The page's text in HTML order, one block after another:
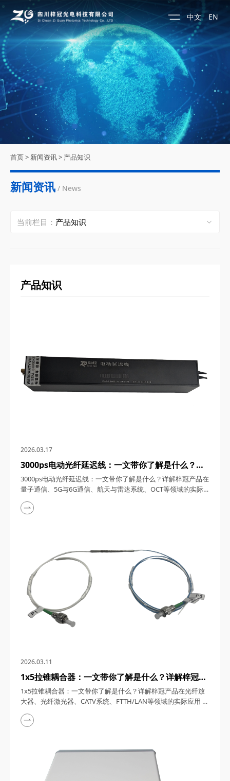
中文 EN
首页> 新闻资讯> 产品知识
新闻资讯 / News
当前栏目：
产品知识
2026.03.17
3000ps电动光纤延迟线：一文带你了解是什么？详
解梓冠产品在量子通信、5G与6G通信、航天与雷达
系统、OCT等领域的实际应用
3000ps电动光纤延迟线：一文带你了解是什么？详解梓冠产品在
量子通信、5G与6G通信、航天与雷达系统、OCT等领域的实际
应用 3000ps电动光纤延迟线，在高速发展的光通信与探测技术
领域，凭借其卓越的性能和广泛的应用潜力，成为了众多高科技
2026.03.11
1x5拉锥耦合器：一文带你了解是什么？详解梓冠产
品在光纤放大器、光纤激光器、CATV系统、
FTTH/LAN等领域的实际应用
1x5拉锥耦合器：一文带你了解是什么？详解梓冠产品在光纤放
大器、光纤激光器、CATV系统、FTTH/LAN等领域的实际应用
1x5拉锥耦合器，在光纤通信与传感技术迅猛发展的今天，凭借
其独特的设计、卓越的性能以及广泛的应用场景，成为了光纤网
款产品的内在魅力。 一、1...